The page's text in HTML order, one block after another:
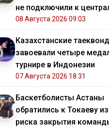
не подключили к
отоплению
08 Августа 2026 09:03
Казахстанские
завоевали четыре
турнире в Индонезии
07 Августа 2026 18:31
Баскетболисты Астаны
обратились к Токаеву
риска закрытия